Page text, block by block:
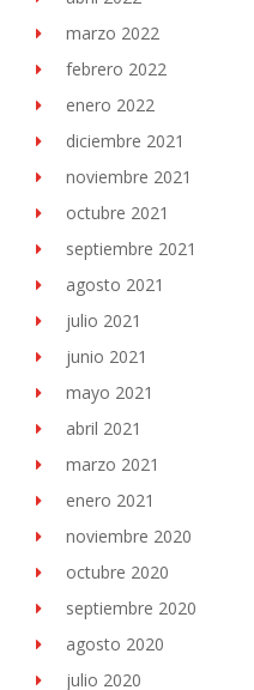
marzo 2022
febrero 2022
enero 2022
diciembre 2021
noviembre 2021
octubre 2021
septiembre 2021
agosto 2021
julio 2021
junio 2021
mayo 2021
abril 2021
marzo 2021
enero 2021
noviembre 2020
octubre 2020
septiembre 2020
agosto 2020
julio 2020